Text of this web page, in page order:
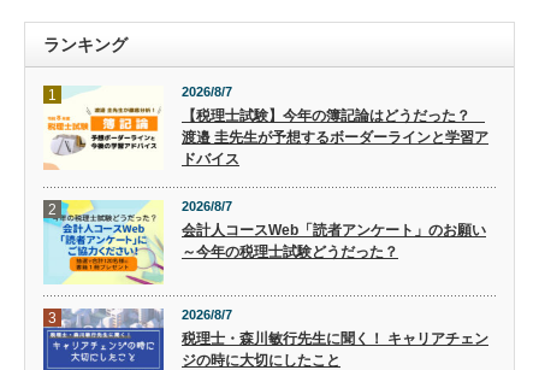
ランキング
1 2026/8/7
【税理士試験】今年の簿記論はどうだった？
渡邉 圭先生が予想するボーダーラインと学習ア
ドバイス
2 2026/8/7
会計人コースWeb「読者アンケート」のお願い
～今年の税理士試験どうだった？
3 2026/8/7
税理士・森川敏行先生に聞く！ キャリアチェン
ジの時に大切にしたこと